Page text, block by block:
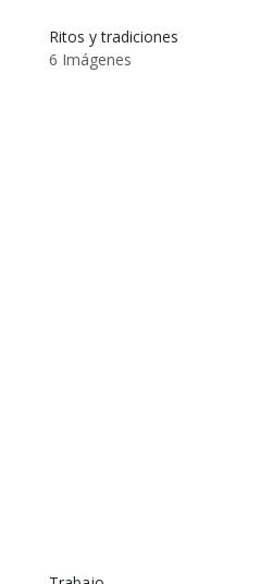
Ritos y tradiciones
6 Imágenes